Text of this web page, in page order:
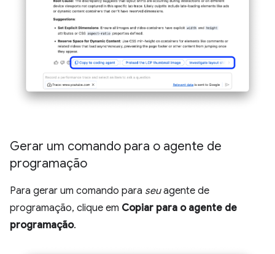
Gerar um comando para o agente de
programação
Para gerar um comando para seuagente de
programação, clique em Copiar para o agente de
programação.